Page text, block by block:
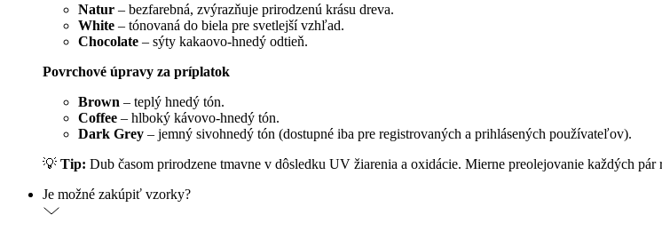
Natur – bezfarebná, zvýrazňuje prirodzenú krásu dreva.
White – tónovaná do biela pre svetlejší vzhľad.
Chocolate – sýty kakaovo-hnedý odtieň.
Povrchové úpravy za príplatok
Brown – teplý hnedý tón.
Coffee – hlboký kávovo-hnedý tón.
Dark Grey – jemný sivohnedý tón (dostupné iba pre registrovaných a prihlásených používateľov).
💡 Tip: Dub časom prirodzene tmavne v dôsledku UV žiarenia a oxidácie. Mierne preolejovanie každých
Je možné zakúpiť vzorky?